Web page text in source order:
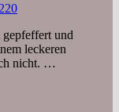
0
und
leckeren
nicht. …